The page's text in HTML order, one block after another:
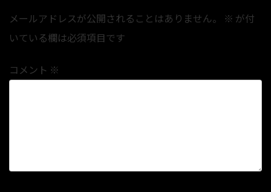
メールアドレスが公開されることはありません。 ※ が付
いている欄は必須項目です
コメント ※